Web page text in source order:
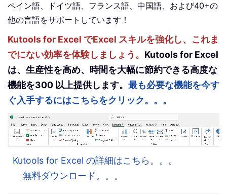
ペイン語、ドイツ語、フランス語、中国語、および40+の
他の言語をサポートしています！
Kutools for Excel でExcel スキルを強化し、これま
でにない効率を体験しましょう。 Kutools for Excel
は、生産性を高め、時間を大幅に節約できる高度な
機能を300 以上提供します。 最も必要な機能を今す
ぐ入手するにはこちらをクリック。。。
Kutools for Excel の詳細はこちら。。。
無料ダウンロード。。。